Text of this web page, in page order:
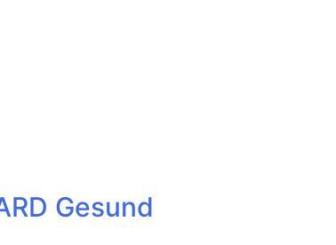
Gesund